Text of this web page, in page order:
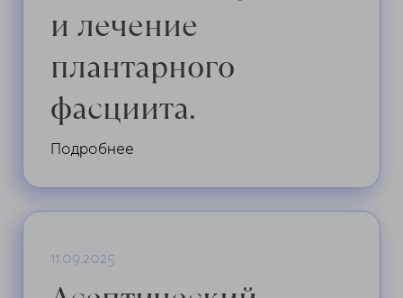
высокорискованной операции на шее.
и лечение
плантарного
фасциита.
Подробнее
11.09.2025